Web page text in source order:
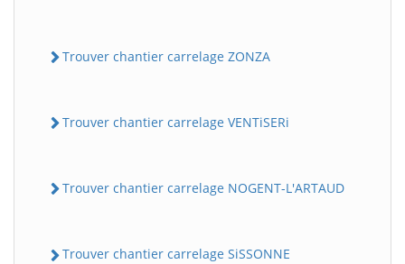
Trouver chantier carrelage ZONZA
Trouver chantier carrelage VENTiSERi
Trouver chantier carrelage NOGENT-L'ARTAUD
Trouver chantier carrelage SiSSONNE